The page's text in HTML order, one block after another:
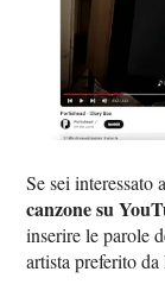
Se sei interessato
canzone su
inserire le parole
artista preferito